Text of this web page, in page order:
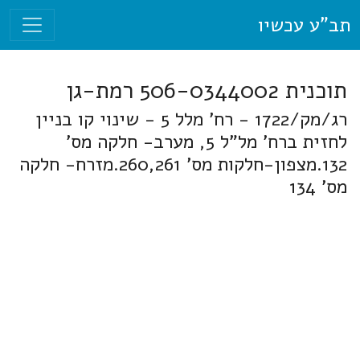
תב"ע עכשיו
תוכנית 506-0344002 רמת-גן
רג/מק/1722 - רח' מלל 5 - שינוי קו בניין
לחזית ברח' מל"ל 5, מערב- חלקה מס'
132.מצפון-חלקות מס' 260,261.מזרח- חלקה
מס' 134